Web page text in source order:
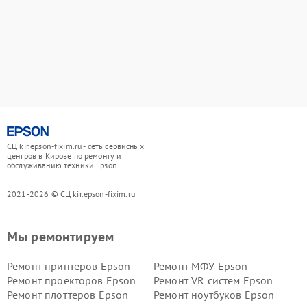
СЦ kir.epson-fixim.ru - сеть сервисных
центров в Кирове по ремонту и
обслуживанию техники Epson
2021-2026 © СЦ kir.epson-fixim.ru
Мы ремонтируем
Ремонт принтеров Epson
Ремонт МФУ Epson
Ремонт проекторов Epson
Ремонт VR систем Epson
Ремонт плоттеров Epson
Ремонт ноутбуков Epson